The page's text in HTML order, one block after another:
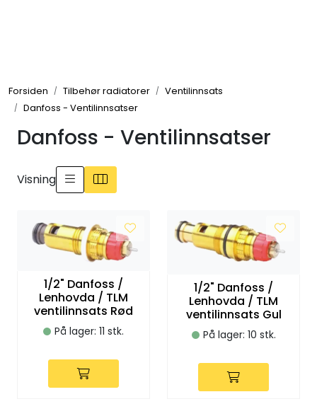
Forsiden Tilbehør radiatorer
Ventilinnsats
Danfoss - Ventilinnsatser
Danfoss - Ventilinnsatser
Visning
1/2" Danfoss /
Lenhovda / TLM
ventilinnsats Rød
På lager: 11 stk.
1/2" Danfoss /
Lenhovda / TLM
ventilinnsats Gul
På lager: 10 stk.
Gulvvarme og gatevarme
Galv pressdeler
Flexpress
Messing
Klemringskoblinger